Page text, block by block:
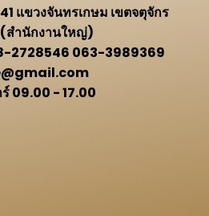
แขวงจันทรเกษม เขตจตุจักร
สำนักงานใหญ่)
2728546 063-3989369
ร์ 09.00 - 17.00